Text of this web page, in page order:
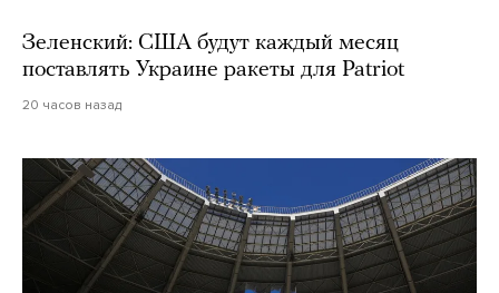
Зеленский: США будут каждый месяц
поставлять Украине ракеты для Patriot
20 часов назад